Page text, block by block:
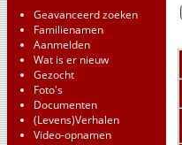
Geavanceerd zoeken
Familienamen
Aanmelden
Wat is er nieuw
Gezocht
Foto's
Documenten
(Levens)Verhalen
Video-opnamen